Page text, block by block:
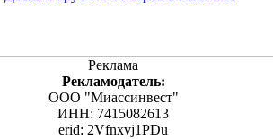
Реклама
Рекламодатель:
ООО "Миассинвест"
ИНН: 7415082613
erid: 2Vfnxvj1PDu